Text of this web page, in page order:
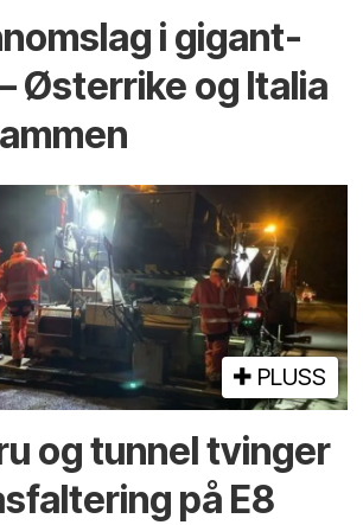
i gigant­
Østerrike og Italia
PLUSS
og tunnel tvinger
på E8